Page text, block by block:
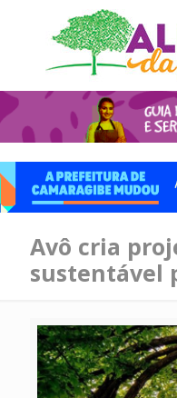
Avô cria
sustentável